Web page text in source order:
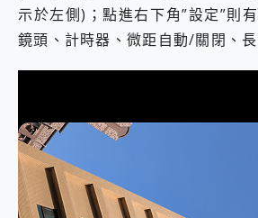
示於左側)；點進右下角”設定”則
鏡頭、計時器、微距自動/關閉、